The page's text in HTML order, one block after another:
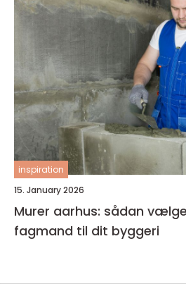
inspiration
15. January 2026
Murer aarhus: sådan
fagmand til dit byggeri